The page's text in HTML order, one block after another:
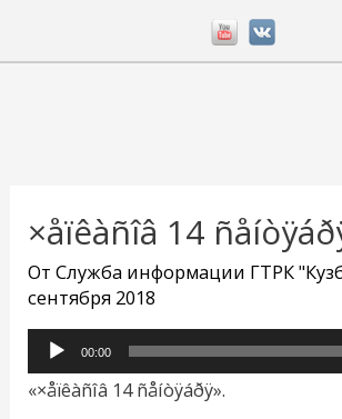
×åïêàñîâ 14
ОтСлужба информации ГТРК
сентября 2018
Аудиоплеер
00:00
«×åïêàñîâ 14 ñåíòÿáðÿ».
записям